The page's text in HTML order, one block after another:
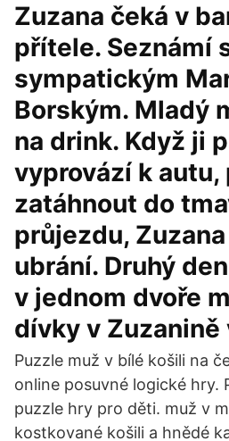
Zuzana čeká v
přítele. Seznámí
sympatickým
Borským. Mladý
na drink. Když ji
vyprovází k autu,
zatáhnout do
průjezdu,
ubrání. Druhý
v jednom dvoře
dívky v Zuzanině
Puzzle muž v bílé košili na
online posuvné logické hry.
puzzle hry pro děti. muž v
kostkované košili a hnědé